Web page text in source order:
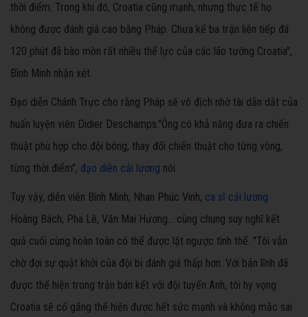
thời điểm. Trong khi đó, Croatia cũng mạnh, nhưng thực tế họ
không được đánh giá cao bằng Pháp. Chưa kể ba trận liên tiếp đá
120 phút đã bào mòn rất nhiều thể lực của các lão tướng Croatia",
Bình Minh nhận xét.
Đạo diễn Chánh Trực cho rằng Pháp sẽ vô địch nhờ tài dẫn dắt của
huấn luyện viên Didier Deschamps."Ông có khả năng đưa ra chiến
thuật phù hợp cho đội bóng, thay đổi chiến thuật cho từng vòng,
từng thời điểm", đạo diễn cải lương nói.
Tuy vậy, diễn viên Bình Minh, Nhan Phúc Vinh, ca sĩ cải lương
Hoàng Bách, Pha Lê, Văn Mai Hương... cùng chung suy nghĩ kết
quả cuối cùng hoàn toàn có thể được lật ngược tình thế. "Tôi vẫn
chờ đợi sự quật khởi của đội bị đánh giá thấp hơn. Với bản lĩnh đã
được thể hiện trong trận bán kết với đội tuyển Anh, tôi hy vọng
Croatia sẽ cố gắng thể hiện được hết sức mạnh và không mắc sai